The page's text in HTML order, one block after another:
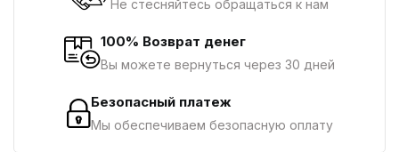
Не стесняйтесь обращаться к нам
100% Возврат денег
Вы можете вернуться через 30 дней
Безопасный платеж
Мы обеспечиваем безопасную оплату